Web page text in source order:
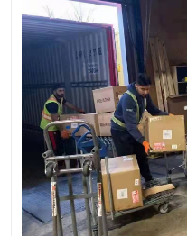
蒙古乌兰巴托空运专线
蒙古乌兰巴托汽运专线
中亚铁路运输